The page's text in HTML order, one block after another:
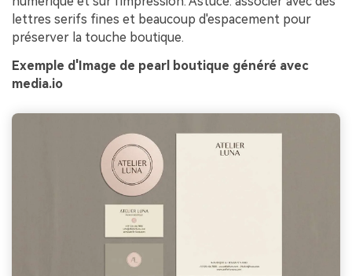
lettres serifs fines et beaucoup d'espacement pour
préserver la touche boutique.
Exemple d'Image de pearl boutique généré avec
media.io